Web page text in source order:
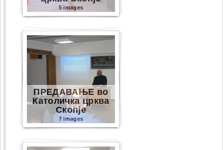
5 images
ПРЕДАВАЊЕ во
Католичка црква
Скопје
7 images